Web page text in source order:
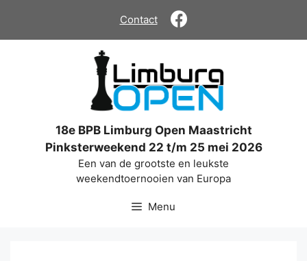
de
Contact
18e BPB Limburg Open Maastricht
Pinksterweekend 22 t/m 25 mei 2026
Een van de grootste en leukste
weekendtoernooien van Europa
Menu